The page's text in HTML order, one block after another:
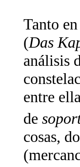
Tanto
(Das
análisis
entre
de
cosas,